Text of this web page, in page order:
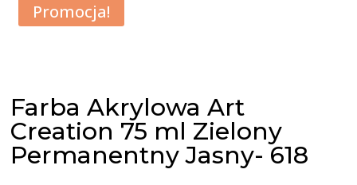
Promocja!
Farba Akrylowa Art
Creation 75 ml Zielony
Permanentny Jasny- 618